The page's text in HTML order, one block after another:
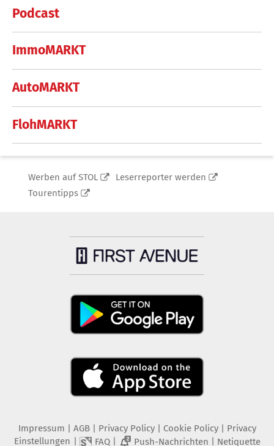
Podcast
ImmoMARKT
AutoMARKT
FlohMARKT
Werben auf STOL
Leserreporter werden
Tourentipps
Impressum AGB Privacy Policy| Cookie Policy| Privacy
Einstellungen
FAQ| 2 Push-Nachrichten Netiquette